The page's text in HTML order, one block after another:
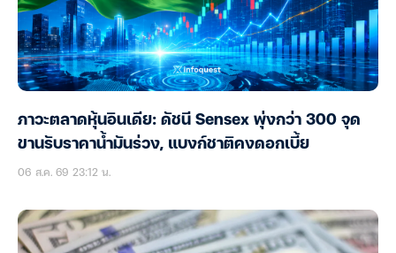
ภาวะตลาดหุ้นอินเดีย: ดัชนี Sensex พุ่งกว่า 300 จุด
ขานรับราคาน้ำมันร่วง, แบงก์ชาติคงดอกเบี้ย
06 ส.ค. 69 23:12 น.